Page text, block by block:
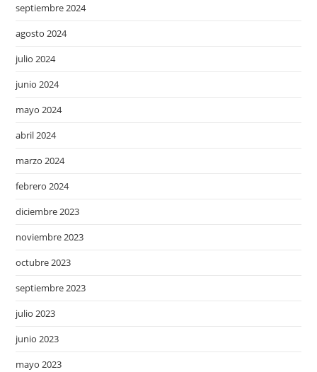
septiembre 2024
agosto 2024
julio 2024
junio 2024
mayo 2024
abril 2024
marzo 2024
febrero 2024
diciembre 2023
noviembre 2023
octubre 2023
septiembre 2023
julio 2023
junio 2023
mayo 2023